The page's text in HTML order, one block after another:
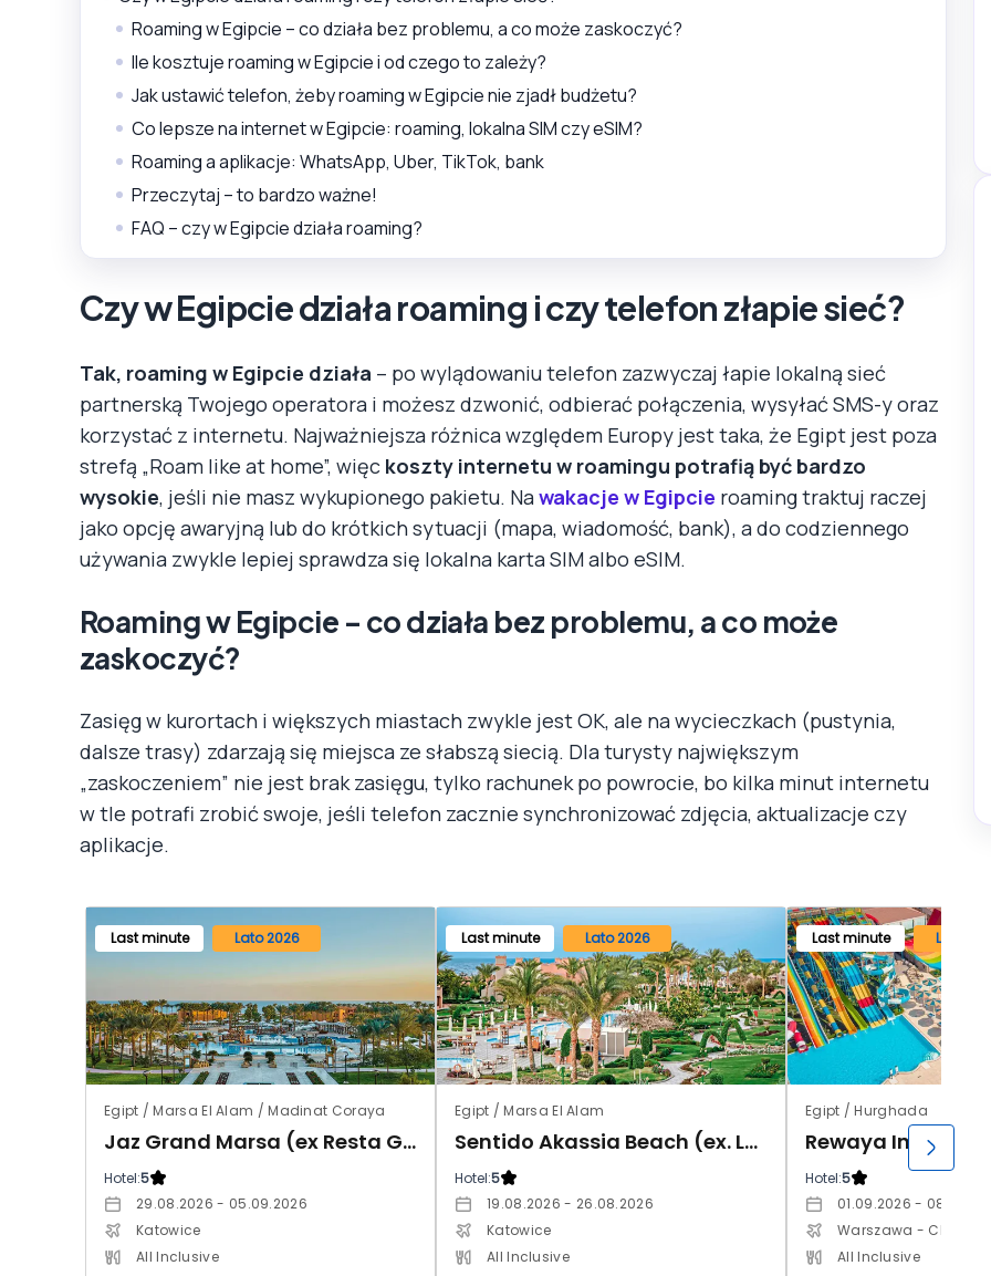
Roaming w Egipcie – co działa bez problemu, a co może zaskoczyć?
Ile kosztuje roaming w Egipcie i od czego to zależy?
Jak ustawić telefon, żeby roaming w Egipcie nie zjadł budżetu?
Co lepsze na internet w Egipcie: roaming, lokalna SIM czy eSIM?
Roaming a aplikacje: WhatsApp, Uber, TikTok, bank
Przeczytaj – to bardzo ważne!
FAQ – czy w Egipcie działa roaming?
Czy w Egipcie działa roaming i czy telefon złapie sieć?
Tak, roaming w Egipcie działa – po wylądowaniu telefon zazwyczaj łapie lokalną sieć
partnerską Twojego operatora i możesz dzwonić, odbierać połączenia, wysyłać SMS-y oraz
korzystać z internetu. Najważniejsza różnica względem Europy jest taka, że Egipt jest poza
strefą „Roam like at home”, więc koszty internetu w roamingu potrafią być bardzo
wysokie, jeśli nie masz wykupionego pakietu. Nawakacje w Egipcie roaming traktuj raczej
jako opcję awaryjną lub do krótkich sytuacji (mapa, wiadomość, bank), a do codziennego
używania zwykle lepiej sprawdza się lokalna karta SIM albo eSIM.
Roaming w Egipcie – co działa bez problemu, a co może
zaskoczyć?
Zasięg w kurortach i większych miastach zwykle jest OK, ale na wycieczkach (pustynia,
dalsze trasy) zdarzają się miejsca ze słabszą siecią. Dla turysty największym
„zaskoczeniem” nie jest brak zasięgu, tylko rachunek po powrocie, bo kilka minut internetu
w tle potrafi zrobić swoje, jeśli telefon zacznie synchronizować zdjęcia, aktualizacje czy
aplikacje.
Last minute Lato 2026
Egipt / Marsa El Alam / Madinat Coraya
Jaz Grand Marsa (ex Resta Grand Resort)
Hotel:5
29.08.2026 - 05.09.2026
Katowice
All Inclusive
Last minute Lato 2026
Egipt / Marsa El Alam
Sentido Akassia Beach (ex. LTI Akassia Beach)
Hotel:5
19.08.2026 - 26.08.2026
Katowice
All Inclusive
Last minute Lato
Egipt / Hurghada
Hotel:5
01.09.2026 -
Warszawa - Chopin
All Inclusive